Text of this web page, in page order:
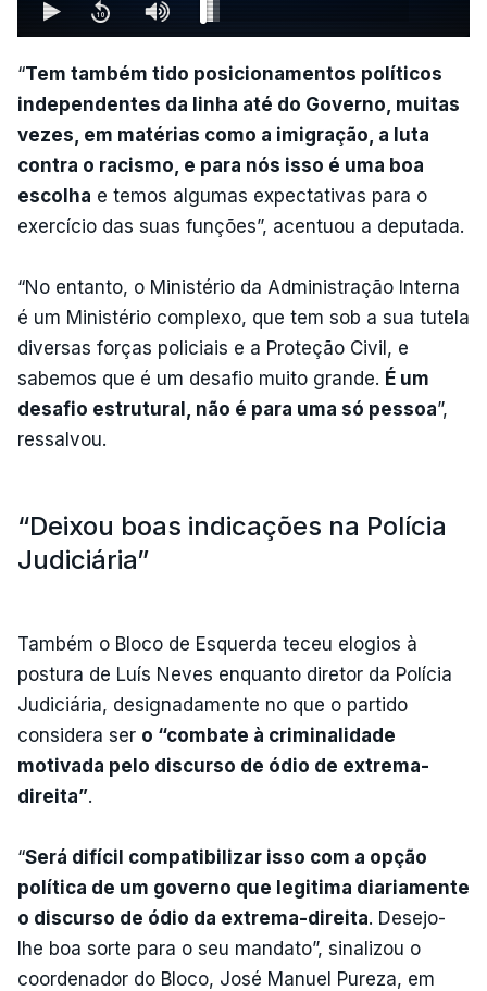
“Tem também tido posicionamentos políticos
independentes da linha até do Governo, muitas
vezes, em matérias como a imigração, a luta
contra o racismo, e para nós isso é uma boa
escolha e temos algumas expectativas para o
exercício das suas funções”, acentuou a deputada.
“No entanto, o Ministério da Administração Interna
é um Ministério complexo, que tem sob a sua tutela
diversas forças policiais e a Proteção Civil, e
sabemos que é um desafio muito grande. É um
desafio estrutural, não é para uma só pessoa”,
ressalvou.
“Deixou boas indicações na Polícia
Judiciária”
Também o Bloco de Esquerda teceu elogios à
postura de Luís Neves enquanto diretor da Polícia
Judiciária, designadamente no que o partido
considera ser o “combate à criminalidade
motivada pelo discurso de ódio de extrema-
direita”.
“Será difícil compatibilizar isso com a opção
política de um governo que legitima diariamente
o discurso de ódio da extrema-direita. Desejo-
lhe boa sorte para o seu mandato”, sinalizou o
coordenador do Bloco, José Manuel Pureza, em